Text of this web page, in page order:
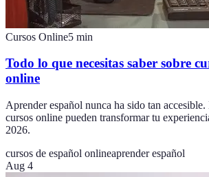
Cursos Online5 min
Todo lo que necesitas saber sobre
online
Aprender español nunca ha sido tan
cursos online pueden transformar tu
2026.
cursos de español onlineaprender español
Aug 4